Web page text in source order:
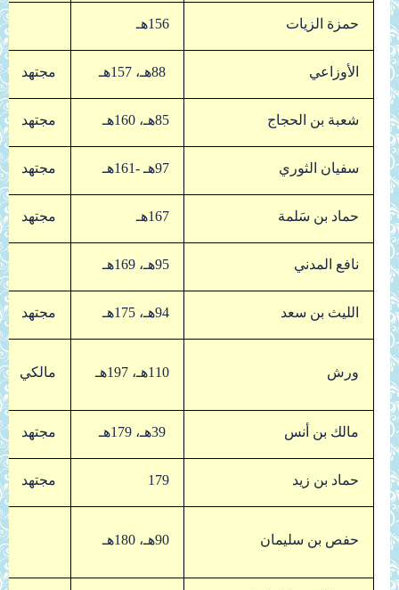
حمزة الزيات 156هـ
الأوزاعي 88هـ، 157هـ مجتهد
شعبة بن الحجاج 85هـ، 160هـ مجتهد
سفيان الثوري 97هـ -161هـ مجتهد
حماد بن سَلمة 167هـ مجتهد
نافع المدني 95هـ، 169هـ
الليث بن سعد 94هـ، 175هـ مجتهد
ورش 110هـ، 197هـ مالكي
مالك بن أنس 39هـ، 179هـ مجتهد
حماد بن زيد 179 مجتهد
حفص بن سليمان 90هـ، 180هـ